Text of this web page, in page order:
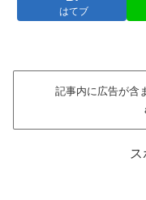
はてブ
記事内に広告が含